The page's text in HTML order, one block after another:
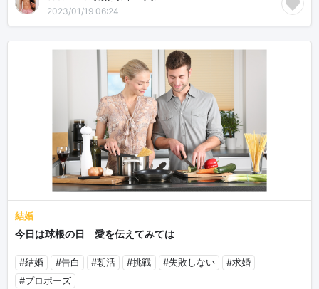
2023/01/19 06:24
結婚
今日は球根の日 愛を伝えてみては
#結婚 #告白 #朝活 #挑戦 #失敗しない
#求婚
#プロポーズ